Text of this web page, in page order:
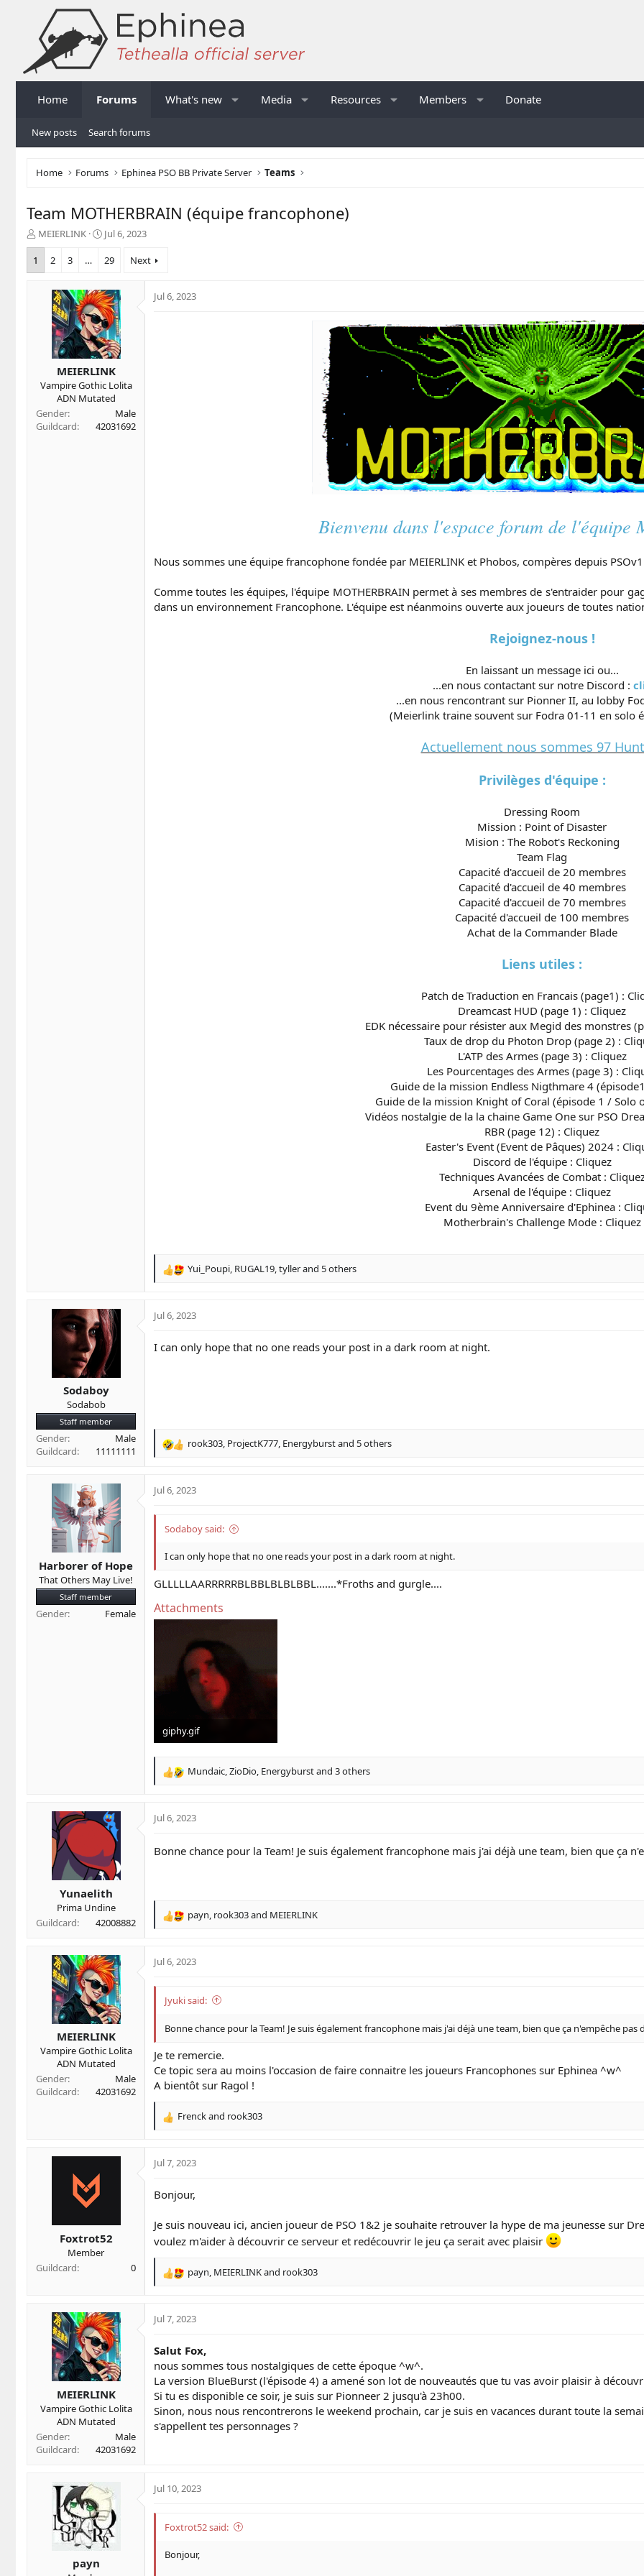
Home Forums What's new Media Resources Members Donate
New posts Search forums
Home Forums Ephinea PSO BB Private Server Teams
Team MOTHERBRAIN (équipe francophone)
T
h
e
r
MEIERLINK
S
a
d
a
t
e
Jul 6, 2023
1 2 3 … 29 Next
MEIERLINK
Vampire Gothic Lolita
ADN Mutated
Gender
Male
Guildcard
42031692
Jul 6, 2023
Bienvenu dans l'espace forum de l'équipe
Nous sommes une équipe francophone fondée par MEIERLINK et Phobos, compères depuis
Comme toutes les équipes, l'équipe MOTHERBRAIN permet à ses membres de s'entraider pour
dans un environnement Francophone. L'équipe est néanmoins ouverte aux joueurs de toutes
Rejoignez-nous !
En laissant un message ici ou...
...en nous contactant sur notre Discord :
...en nous rencontrant sur Pionner II, au lobby
(Meierlink traine souvent sur Fodra 01-11 en solo
Actuellement nous sommes 97
Privilèges d'équipe :
Dressing Room
Mission : Point of Disaster
Mision : The Robot's Reckoning
Team Flag
Capacité d'accueil de 20 membres
Capacité d'accueil de 40 membres
Capacité d'accueil de 70 membres
Capacité d'accueil de 100 membres
Achat de la Commander Blade
Liens utiles :
Patch de Traduction en Francais (page1) :
Dreamcast HUD (page 1) : Cliquez
EDK nécessaire pour résister aux Megid des monstres
Taux de drop du Photon Drop (page 2) :
L'ATP des Armes (page 3) : Cliquez
Les Pourcentages des Armes (page 3) :
Guide de la mission Endless Nigthmare 4
Guide de la mission Knight of Coral (épisode 1 / Solo
Vidéos nostalgie de la la chaine Game One sur PSO
RBR (page 12) : Cliquez
Easter's Event (Event de Pâques) 2024 :
Discord de l'équipe : Cliquez
Techniques Avancées de Combat :
Arsenal de l'équipe : Cliquez
Event du 9ème Anniversaire d'Ephinea :
Motherbrain's Challenge Mode : Cliquez
R
c
o
Yui_Poupi, RUGAL19,tyllerand 5 others
Sodaboy
Sodabob
Staff member
Gender
Male
Guildcard
11111111
Jul 6, 2023
I can only hope that no one reads your post in a dark room at night.
R
c
o
s
rook303, ProjectK777, Energyburstand 5 others
Harborer of Hope
That Others May Live!
Staff member
Gender Female
Jul 6, 2023
Sodaboy said:
I can only hope that no one reads your post in a dark room at night.
GLLLLLAARRRRRBLBBLBLBLBBL.......*Froths and gurgle....
Attachments
giphy.gif
R
c
o
Mundaic,ZioDio, Energyburstand 3 others
Yunaelith
Prima Undine
Guildcard
42008882
Jul 6, 2023
Bonne chance pour la Team! Je suis également francophone mais j'ai déjà une team, bien que ça
R
c
o
n
s
payn, rook303and MEIERLINK
MEIERLINK
Vampire Gothic Lolita
ADN Mutated
Gender
Male
Guildcard
42031692
Jul 6, 2023
Jyuki said:
Bonne chance pour la Team! Je suis également francophone mais j'ai déjà une team, bien que ça n'empêche pas
Je te remercie.
Ce topic sera au moins l'occasion de faire connaitre les joueurs Francophones sur Ephinea ^w^
A bientôt sur Ragol !
R
c
o
s
:
Frenckand rook303
Foxtrot52
Member
Guildcard
0
Jul 7, 2023
Bonjour,
Je suis nouveau ici, ancien joueur de PSO 1&2 je souhaite retrouver la hype de ma jeunesse sur
voulez m'aider à découvrir ce serveur et redécouvrir le jeu ça serait avec plaisir
R
c
o
n
s
payn, MEIERLINKand rook303
MEIERLINK
Vampire Gothic Lolita
ADN Mutated
Gender
Male
Guildcard
42031692
Jul 7, 2023
Salut Fox,
nous sommes tous nostalgiques de cette époque ^w^.
La version BlueBurst (l'épisode 4) a amené son lot de nouveautés que tu vas avoir plaisir à
Si tu es disponible ce soir, je suis sur Pionneer 2 jusqu'à 23h00.
Sinon, nous nous rencontrerons le weekend prochain, car je suis en vacances durant toute la
s'appellent tes personnages ?
payn
Jul 10, 2023
Foxtrot52 said:
Bonjour,